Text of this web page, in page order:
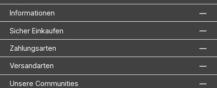
Informationen
Sicher Einkaufen
Zahlungsarten
Versandarten
Unsere Communities